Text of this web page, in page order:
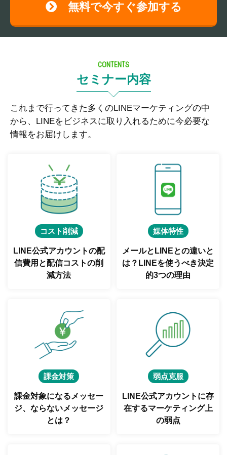
無料で今すぐ参加する
CONTENTS
セミナー内容
これまで行ってきた多くのLINEマーケティングの中
から、LINEをビジネスに取り入れるために今必要な
情報をお届けします。
コスト削減
LINE公式アカウントの配
信費用と配信コストの削
減方法
媒体特性
メールとLINEとの違いと
は？ LINEを使うべき決定
的3つの理由
課金対策
課金対象になるメッセー
ジ、ならないメッセージ
とは？
弱点克服
LINE公式アカウントに存
在するマーケティング上
の弱点